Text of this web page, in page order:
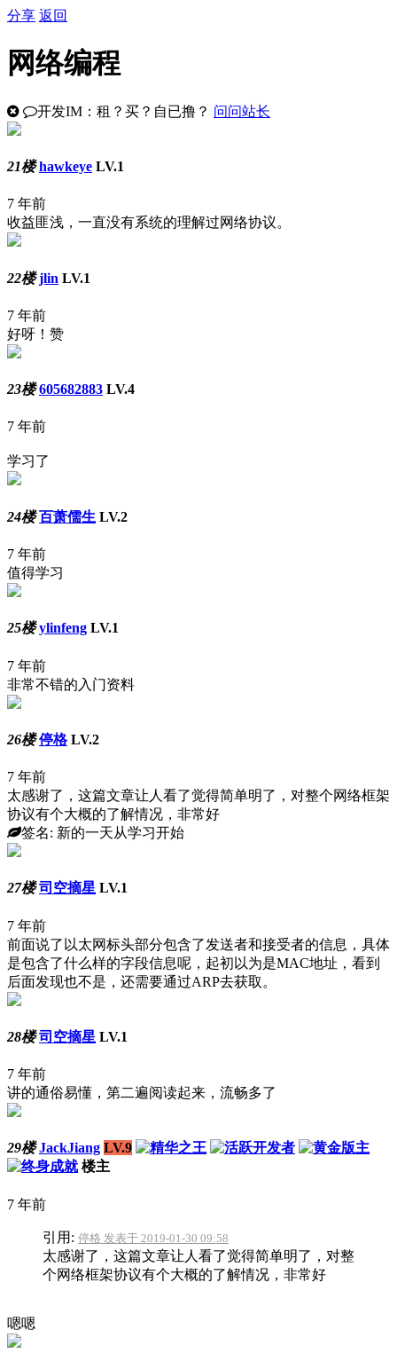
分享 返回
网络编程
开发IM：租？买？自已撸？ 问问站长
21楼 hawkeye LV.1
7 年前
收益匪浅，一直没有系统的理解过网络协议。
22楼 jlin LV.1
7 年前
好呀！赞
23楼 605682883 LV.4
7 年前
学习了
24楼 百萧儒生 LV.2
7 年前
值得学习
25楼 ylinfeng LV.1
7 年前
非常不错的入门资料
26楼 停格 LV.2
7 年前
太感谢了，这篇文章让人看了觉得简单明了，对整个网络框架
协议有个大概的了解情况，非常好
签名: 新的一天从学习开始
27楼 司空摘星 LV.1
7 年前
前面说了以太网标头部分包含了发送者和接受者的信息，具体
是包含了什么样的字段信息呢，起初以为是MAC地址，看到
后面发现也不是，还需要通过ARP去获取。
28楼 司空摘星 LV.1
7 年前
讲的通俗易懂，第二遍阅读起来，流畅多了
29楼 JackJiang LV.9
楼主
7 年前
引用: 停格 发表于 2019-01-30 09:58
太感谢了，这篇文章让人看了觉得简单明了，对整
个网络框架协议有个大概的了解情况，非常好
嗯嗯